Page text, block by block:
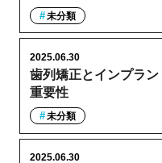
未分類
歯列矯正とインプラ
重要性
2025.06.30
未分類
2025.06.30